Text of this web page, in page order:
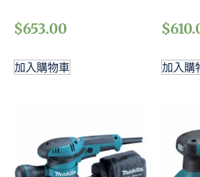
$653.00
加入購物車
$
加入購